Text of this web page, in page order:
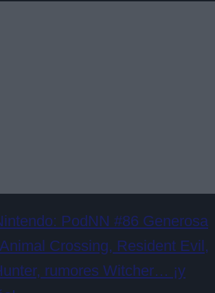
PodNN #86 Generosa
Crossing, Resident Evil,
rumores Witcher… ¡y